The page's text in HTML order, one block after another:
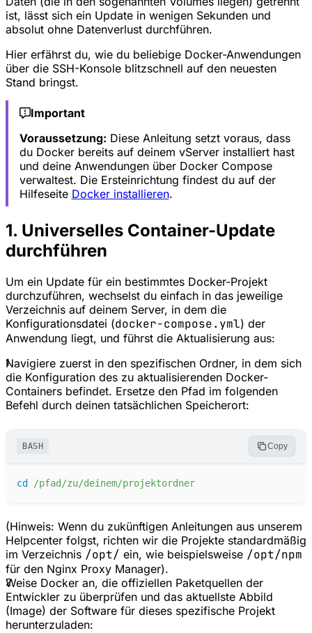
ist, lässt sich ein Update in wenigen Sekunden und
absolut ohne Datenverlust durchführen.
Hier erfährst du, wie du beliebige Docker-Anwendungen
über die SSH-Konsole blitzschnell auf den neuesten
Stand bringst.
Important
Voraussetzung: Diese Anleitung setzt voraus, dass
du Docker bereits auf deinem vServer installiert hast
und deine Anwendungen über Docker Compose
verwaltest. Die Ersteinrichtung findest du auf der
Hilfeseite Docker installieren.
1. Universelles Container-Update
durchführen
Um ein Update für ein bestimmtes Docker-Projekt
durchzuführen, wechselst du einfach in das jeweilige
Verzeichnis auf deinem Server, in dem die
Konfigurationsdatei (docker-compose.yml) der
Anwendung liegt, und führst die Aktualisierung aus:
1
Navigiere zuerst in den spezifischen Ordner, in dem sich
die Konfiguration des zu aktualisierenden Docker-
Containers befindet. Ersetze den Pfad im folgenden
Befehl durch deinen tatsächlichen Speicherort:
BASH Copy
cd /pfad/zu/deinem/projektordner
(Hinweis: Wenn du zukünftigen Anleitungen aus unserem
Helpcenter folgst, richten wir die Projekte standardmäßig
im Verzeichnis /opt/ ein, wie beispielsweise /opt/npm
für den Nginx Proxy Manager).
2
Weise Docker an, die offiziellen Paketquellen der
Entwickler zu überprüfen und das aktuellste Abbild
(Image) der Software für dieses spezifische Projekt
herunterzuladen: